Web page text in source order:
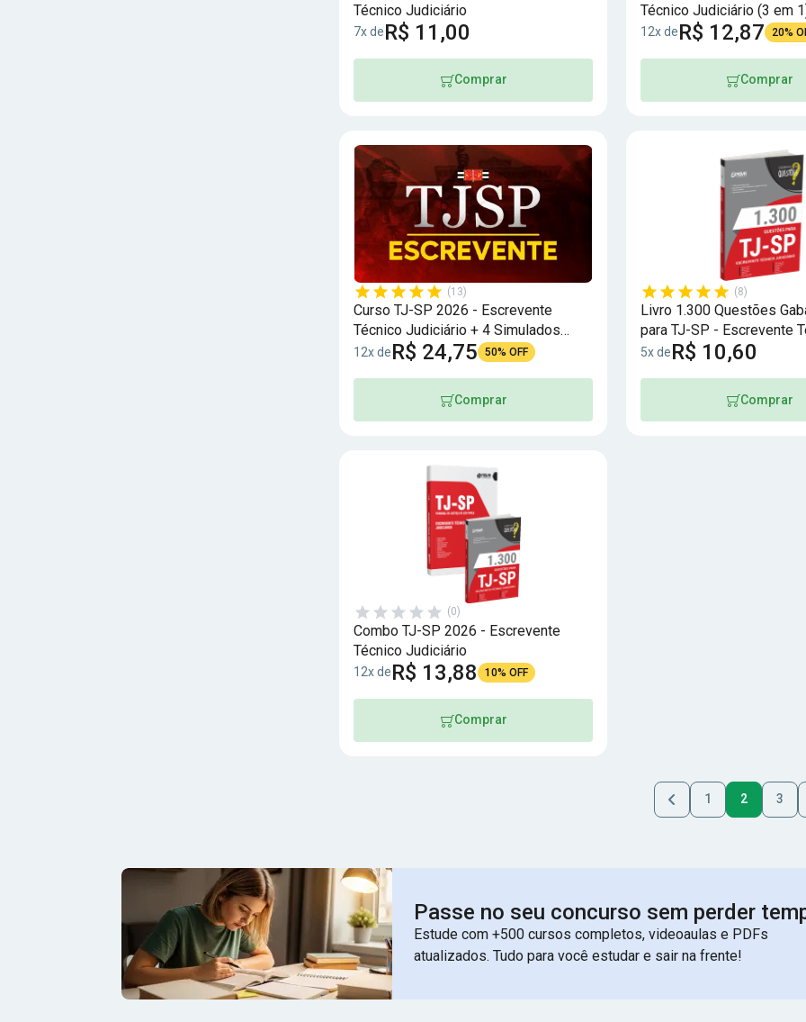
Técnico Judiciário
7x deR$ 11,00
Comprar
Técnico Judiciário (3 em
12x deR$ 12,87 20%
Comprar
(13)
Curso TJ-SP 2026 - Escrevente
Técnico Judiciário + 4 Simulados
Bônus
12x deR$ 24,75 50% OFF
Comprar
(8)
Livro 1.300 Questões
para TJ-SP - Escrevente
Judiciário
5x deR$ 10,60
Comprar
(0)
Combo TJ-SP 2026 - Escrevente
Técnico Judiciário
12x deR$ 13,88 10% OFF
Comprar
1 2 3
Passe no seu concurso sem perder
Estude com +500 cursos completos, videoaulas e PDFs
atualizados. Tudo para você estudar e sair na frente!